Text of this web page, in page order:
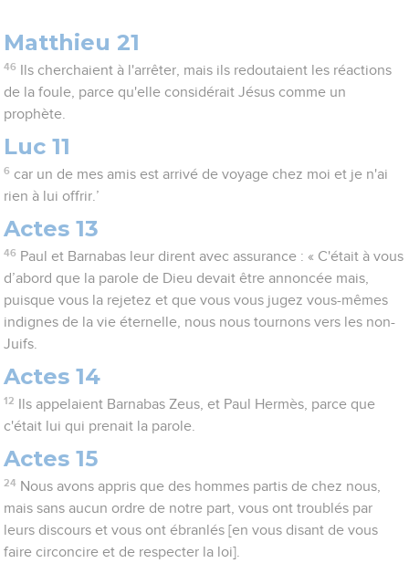
Matthieu 21
46
Ils cherchaient à l'arrêter, mais ils redoutaient les réactions
de la foule, parce qu'elle considérait Jésus comme un
prophète.
Luc 11
6 car un de mes amis est arrivé de voyage chez moi et je n'ai
rien à lui offrir.’
Actes 13
46 Paul et Barnabas leur dirent avec assurance : « C'était à vous
d’abord que la parole de Dieu devait être annoncée mais,
puisque vous la rejetez et que vous vous jugez vous-mêmes
indignes de la vie éternelle, nous nous tournons vers les non-
Juifs.
Actes 14
12
Ils appelaient Barnabas Zeus, et Paul Hermès, parce que
c'était lui qui prenait la parole.
Actes 15
24 Nous avons appris que des hommes partis de chez nous,
mais sans aucun ordre de notre part, vous ont troublés par
leurs discours et vous ont ébranlés [en vous disant de vous
faire circoncire et de respecter la loi].